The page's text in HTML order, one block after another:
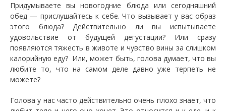
Придумываете вы новогодние блюда или сегодняшний
обед — прислушайтесь к себе. Что вызывает у вас образ
этого блюда? Действительно ли вы испытываете
удовольствие от будущей дегустации? Или сразу
появляются тяжесть в животе и чувство вины за слишком
калорийную еду? Или, может быть, голова думает, что вы
любите то, что на самом деле давно уже терпеть не
можете?
Голова у нас часто действительно очень плохо знает, что